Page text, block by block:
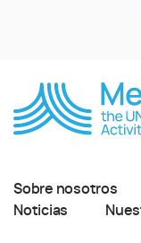
field.
Sobre nosotros
Noticias